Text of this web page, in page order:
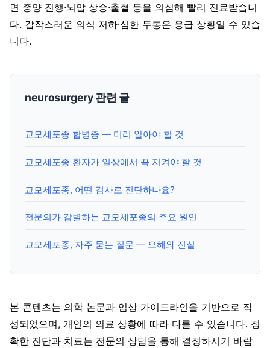
면 종양 진행·뇌압 상승·출혈 등을 의심해 빨리 진료받습니
다. 갑작스러운 의식 저하·심한 두통은 응급 상황일 수 있습
니다.
neurosurgery 관련 글
교모세포종 합병증 — 미리 알아야 할 것
교모세포종 환자가 일상에서 꼭 지켜야 할 것
교모세포종, 어떤 검사로 진단하나요?
전문의가 감별하는 교모세포종의 주요 원인
교모세포종, 자주 묻는 질문 — 오해와 진실
본 콘텐츠는 의학 논문과 임상 가이드라인을 기반으로 작
성되었으며, 개인의 의료 상황에 따라 다를 수 있습니다. 정
확한 진단과 치료는 전문의 상담을 통해 결정하시기 바랍